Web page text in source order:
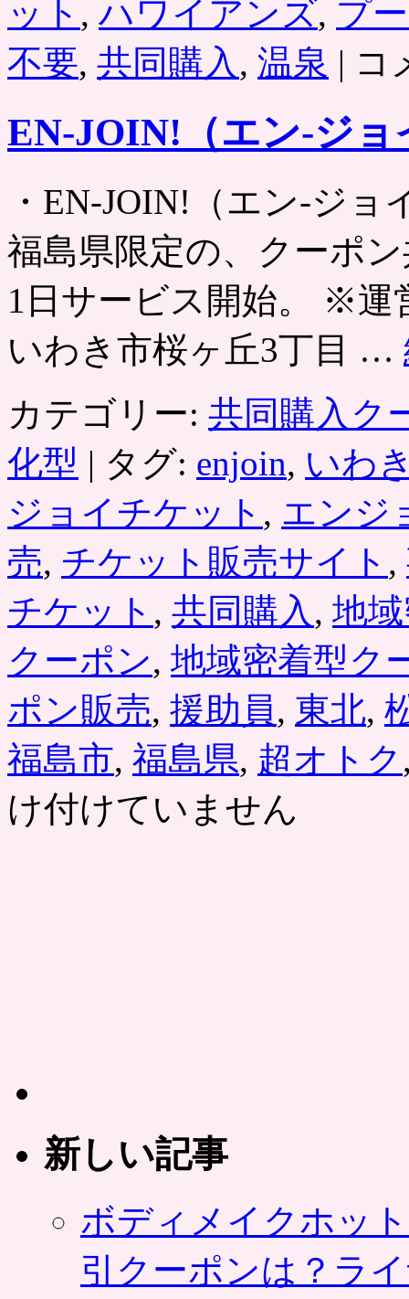
ット ,ハワイアンズ, プ
不要, 共同購入 , 温泉 |
づ
な
ー
ト
「ス
パ
ゾ
ー
ア
ン
ズ」
日
り
利
用
1
日
券
タ
オ
ル
な
セ
コ
EN-JOIN!（エン-ジョ
・EN-JOIN!（エン-ジョ
福島県限定の、クーポ
1日サービス開始。 ※運
いわき市桜ヶ丘3丁目 …
カテゴリー: 共同購入ク
化型 | タグ: enjoin, いわ
ジョイチケット , エンジ
売, チケット販売サイト ,
チケット , 共同購入 , 地
クーポン, 地域密着型ク
ポン販売, 援助員, 東北,
福島市, 福島県, 超オトク
け付けていません
新しい記事
ボディメイクホッ
引クーポンは？ラ